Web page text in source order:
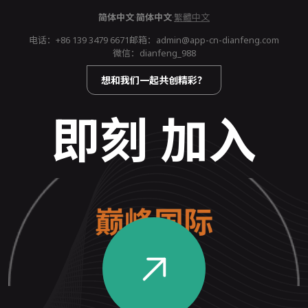
简体中文·简体中文·繁體中文
电话： +86 139 3479 6671邮箱： admin@app-cn-dianfeng.com
微信：dianfeng_988
想和我们一起共创精彩？
即刻 加入